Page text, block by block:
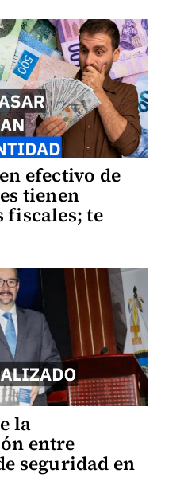
efectivo de
tienen
fiscales; te
la
entre
seguridad en